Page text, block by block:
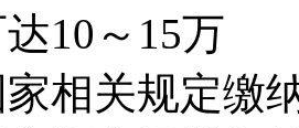
10～15万
相关规定缴